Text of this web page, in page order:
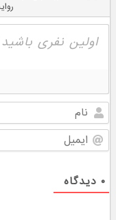
۰ دیدگاه